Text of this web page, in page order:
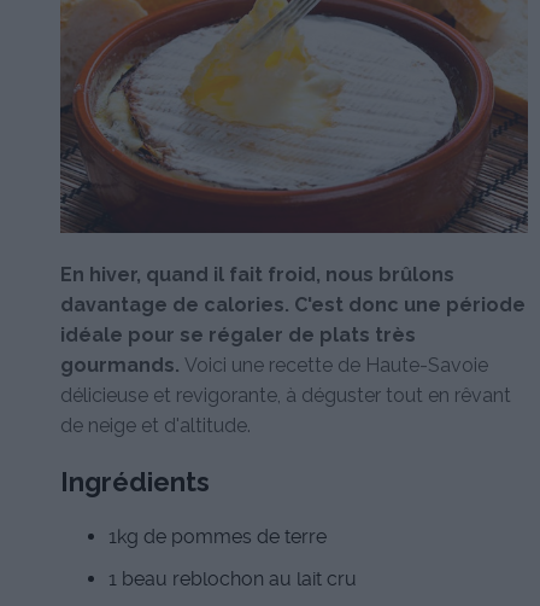
En hiver, quand il fait froid, nous brûlons
davantage de calories. C'est donc une période
idéale pour se régaler de plats très
gourmands. Voici une recette de Haute-Savoie
délicieuse et revigorante, à déguster tout en rêvant
de neige et d'altitude.
Ingrédients
1kg de pommes de terre
1 beau reblochon au lait cru